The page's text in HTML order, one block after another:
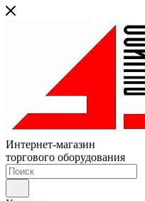
Интернет-магазин
торгового оборудования